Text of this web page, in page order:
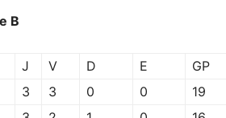
B
J V D E GP
3 3 0 0 19